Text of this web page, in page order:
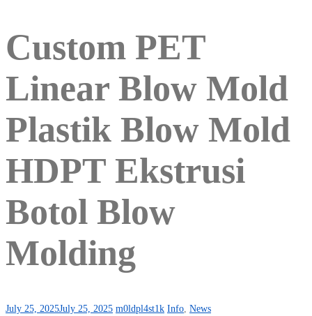
Custom PET
Linear Blow Mold
Plastik Blow Mold
HDPT Ekstrusi
Botol Blow
Molding
July 25, 2025July 25, 2025 m0ldpl4st1k Info, News